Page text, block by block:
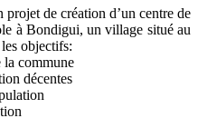
de création d’un centre de
à Bondigui, un village situé au
objectifs:
la commune
décentes